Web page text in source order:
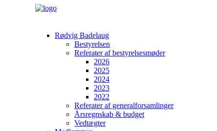
Rødvig Badelaug
Bestyrelsen
Referater af bestyrelsesmøder
2026
2025
2024
2023
2022
Referater af generalforsamlinger
Årsregnskab & budget
Vedtægter